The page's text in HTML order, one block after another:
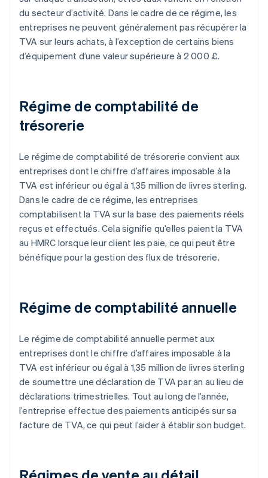
du secteur d’activité. Dans le cadre de ce régime, les
entreprises ne peuvent généralement pas récupérer la
TVA sur leurs achats, à l’exception de certains biens
d’équipement d’une valeur supérieure à 2 000 £.
Régime de comptabilité de
trésorerie
Le régime de comptabilité de trésorerie convient aux
entreprises dont le chiffre d’affaires imposable à la
TVA est inférieur ou égal à 1,35 million de livres sterling.
Dans le cadre de ce régime, les entreprises
comptabilisent la TVA sur la base des paiements réels
reçus et effectués. Cela signifie qu’elles paient la TVA
au HMRC lorsque leur client les paie, ce qui peut être
bénéfique pour la gestion des flux de trésorerie.
Régime de comptabilité annuelle
Le régime de comptabilité annuelle permet aux
entreprises dont le chiffre d’affaires imposable à la
TVA est inférieur ou égal à 1,35 million de livres sterling
de soumettre une déclaration de TVA par an au lieu de
déclarations trimestrielles. Tout au long de l’année,
l’entreprise effectue des paiements anticipés sur sa
facture de TVA, ce qui peut l’aider à établir son budget.